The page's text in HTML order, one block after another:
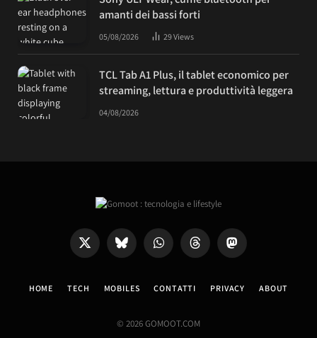
amanti dei bassi forti
05/08/2026 29Views
TCL Tab A1 Plus, il tablet economico per
streaming, lettura e produttività leggera
04/08/2026
X
(Twitter)
Bluesky WhatsAppThreads Mastodon
HOME TECH MOBILES CONTATTI PRIVACY ABOUT
© 2026 GOMOOT.COM